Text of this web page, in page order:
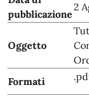
pubblicazione
2
Oggetto
Formati